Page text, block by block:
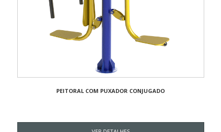
PEITORAL COM PUXADOR CONJUGADO